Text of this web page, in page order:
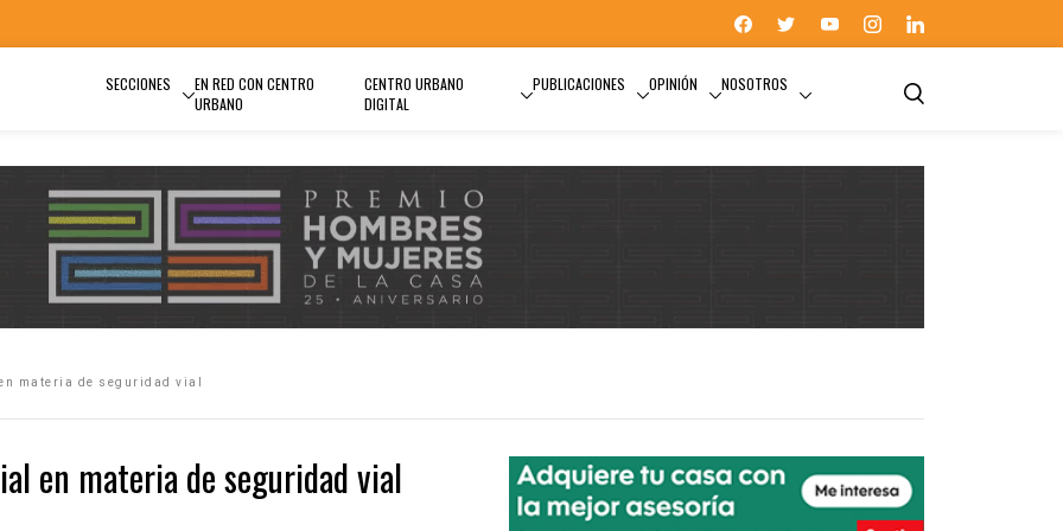
SECCIONES
EN RED CON CENTRO
URBANO
CENTRO URBANO
DIGITAL
PUBLICACIONES OPINIÓN NOSOTROS
materia de seguridad vial
en materia de seguridad vial